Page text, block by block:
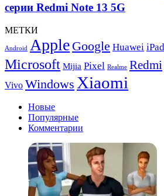
выпуска
смартфонов
Redmi
Note
5G
серии Redmi Note 13 5G
МЕТКИ
Android Apple Google Huawei iPad
Microsoft Mijia Pixel Realme Redmi
Vivo Windows Xiaomi
Новые
Популярные
Комментарии